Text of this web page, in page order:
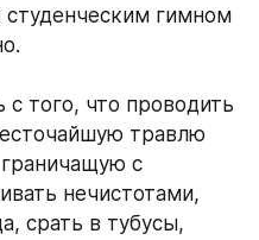
гимном
с того, что проводить
травлю
с
нечистотами,
срать в тубусы,